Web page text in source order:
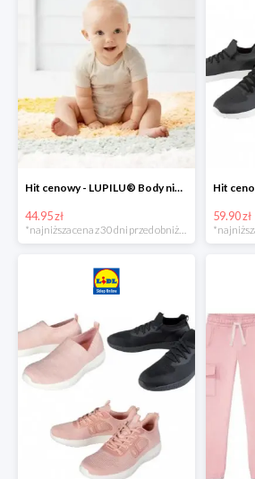
Hit cenowy - LUPILU® Body niemowlęce z biobawełny, z krótkim rękawem, 5 sztuk
44.95 zł
*najniższa cena z 30 dni przed obniżką
59.90 zł